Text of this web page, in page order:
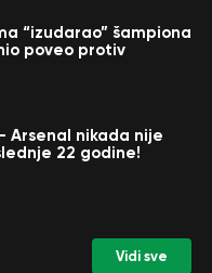
“izudarao” šampiona
poveo protiv
Arsenal nikada nije
22 godine!
Vidi sve